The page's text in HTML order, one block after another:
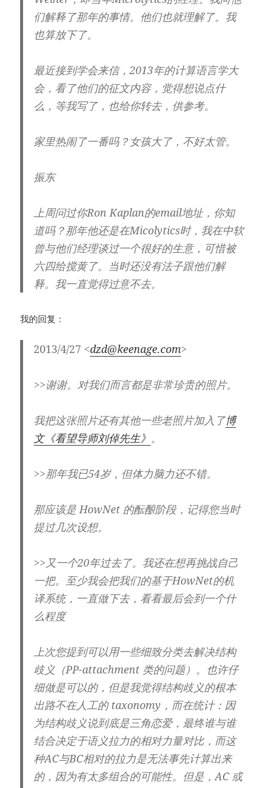
们解释了那年的事情。他们也就理解了。我
也算放下了。
最近接到学会来信，2013年的计算语言学大
会，看了他们的征文内容，觉得想说点什
么，等我写了，也给你转去，供参考。
家里热闹了一番吗？女孩大了，不好太管。
振东
上周问过你Ron Kaplan的email地址，你知
道吗？那年他还是在Micolytics时，我在中软
曾与他们经理谈过一个很好的生意，可惜被
六四给搅黄了。当时还没有法子跟他们解
释。我一直觉得过意不去。
我的回复：
2013/4/27 <dzd@keenage.com>
>>谢谢。对我们而言都是非常珍贵的照片。
我把这张照片还有其他一些老照片加入了博
文《看望导师刘倬先生》 。
>>那年我已54岁，但体力脑力还不错。
那应该是 HowNet 的酝酿阶段，记得您当时
提过几次设想。
>>又一个20年过去了。我还在想再挑战自己
一把。至少我会把我们的基于HowNet的机
译系统，一直做下去，看看最后会到一个什
么程度
上次您提到可以用一些细致分类去解决结构
歧义（PP-attachment 类的问题）。也许仔
细做是可以的，但是我觉得结构歧义的根本
出路不在人工的 taxonomy，而在统计：因
为结构歧义说到底是三角恋爱，最终谁与谁
结合决定于语义拉力的相对力量对比，而这
种AC与BC相对的拉力是无法事先计算出来
的，因为有太多组合的可能性。但是，AC 或